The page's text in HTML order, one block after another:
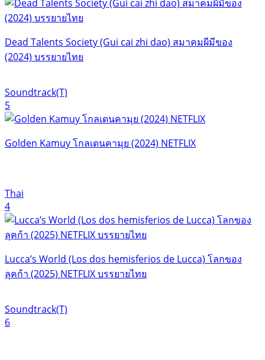
Dead Talents Society (Gui cai zhi dao) สมาคมผีมีของ
(2024) บรรยายไทย
Soundtrack(T)
5
Golden Kamuy โกลเดนคามุย (2024) NETFLIX
Thai
4
Lucca’s World (Los dos hemisferios de Lucca) โลกของ
ลุคก้า (2025) NETFLIX บรรยายไทย
Soundtrack(T)
6